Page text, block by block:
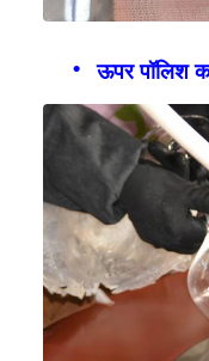
ऊपर पॉलिश